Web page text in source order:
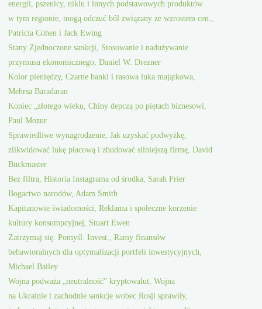
energii, pszenicy, niklu i innych podstawowych produktów
w tym regionie, mogą odczuć ból związany ze wzrostem cen.,
Patricia Cohen i Jack Ewing
Stany Zjednoczone sankcji, Stosowanie i nadużywanie
przymusu ekonomicznego, Daniel W. Drezner
Kolor pieniędzy, Czarne banki i rasowa luka majątkowa,
Mehrsa Baradaran
Koniec „złotego wieku, Chiny depczą po piętach biznesowi,
Paul Mozur
Sprawiedliwe wynagrodzenie, Jak uzyskać podwyżkę,
zlikwidować lukę płacową i zbudować silniejszą firmę, David
Buckmaster
Bez filtra, Historia Instagrama od środka, Sarah Frier
Bogactwo narodów, Adam Smith
Kapitanowie świadomości, Reklama i społeczne korzenie
kultury konsumpcyjnej, Stuart Ewen
Zatrzymaj się. Pomyśl. Invest., Ramy finansów
behawioralnych dla optymalizacji portfeli inwestycyjnych,
Michael Bailey
Wojna podważa „neutralność” kryptowalut, Wojna
na Ukrainie i zachodnie sankcje wobec Rosji sprawiły,